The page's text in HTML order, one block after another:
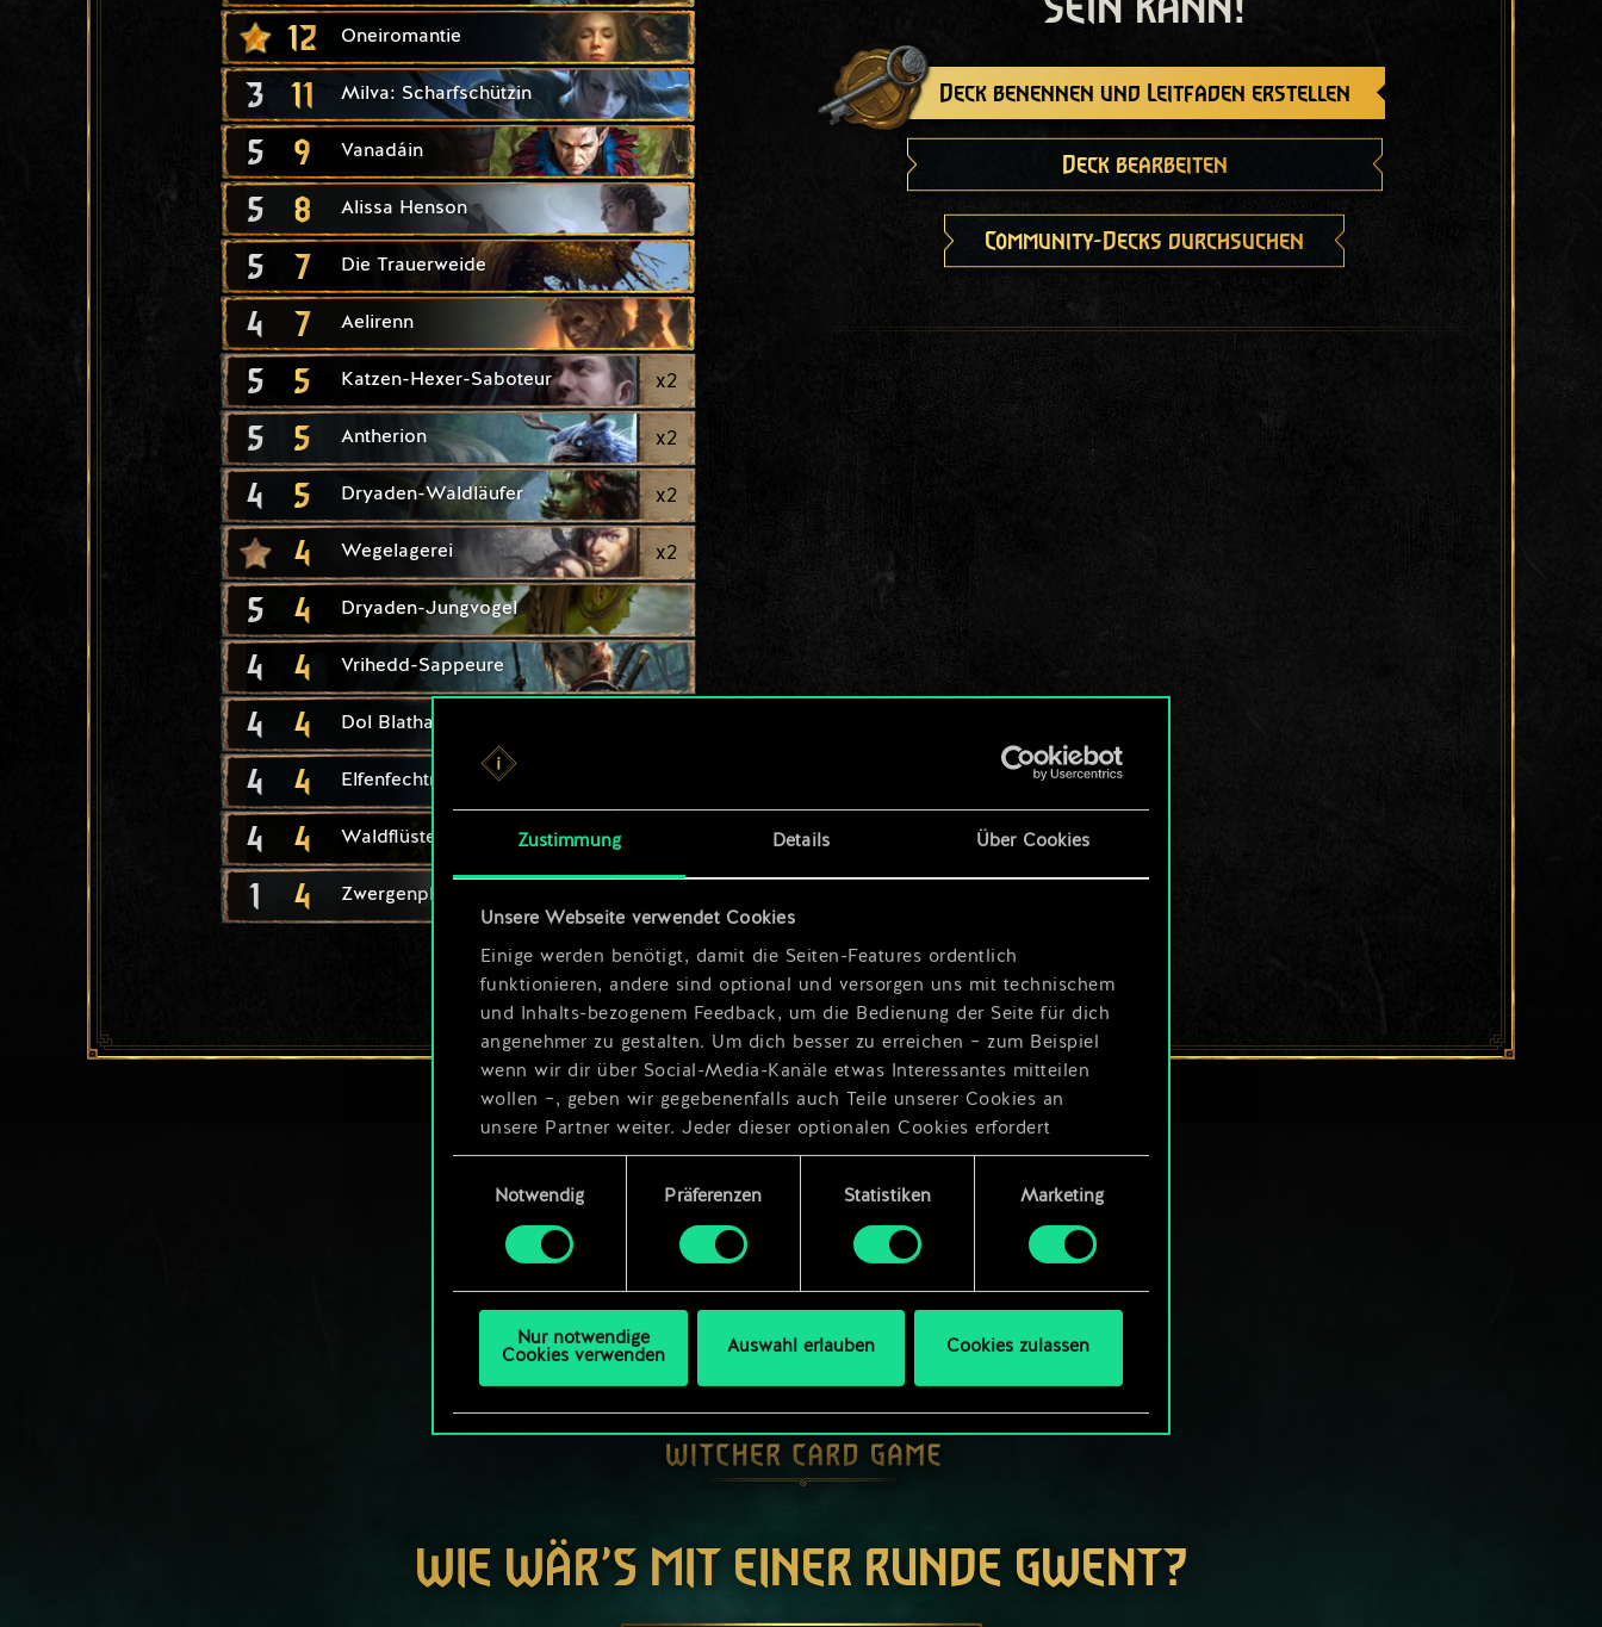
Zustimmung Details Über Cookies
Unsere Webseite verwendet Cookies
Einige werden benötigt, damit die Seiten-Features ordentlich
funktionieren, andere sind optional und versorgen uns mit technischem
und Inhalts-bezogenem Feedback, um die Bedienung der Seite für dich
angenehmer zu gestalten. Um dich besser zu erreichen – zum Beispiel
wenn wir dir über Social-Media-Kanäle etwas Interessantes mitteilen
wollen –, geben wir gegebenenfalls auch Teile unserer Cookies an
unsere Partner weiter. Jeder dieser optionalen Cookies erfordert
allerdings deine Zustimmung.
„Einstellungen“, wo du, falls gewünscht, auch alle Einstellungen rund
Notwendig
Präferenzen Statistiken Marketing
Nur notwendige
Cookies verwenden
Auswahl erlauben Cookies zulassen
12 Oneiromantie
3 11 Milva: Scharfschützin
5 9 Vanadáin
5 8 Alissa Henson
5 7 Die Trauerweide
4 7 Aelirenn
5 5 Katzen-Hexer-Saboteur x2
5 5 Antherion x2
4 5 Dryaden-Waldläufer x2
4 Wegelagerei x2
5 4 Dryaden-Jungvogel
4 4 Vrihedd-Sappeure
4 4 Dol Blathanna: Pfeile
4 4 Elfenfechtmeisterin
4 4 Waldflüsterer
1 4 Zwergenplänkler
Deck benennen und Leitfaden erstellen
Deck bearbeiten
Community-Decks durchsuchen
WIE WÄR’S MIT EINER RUNDE GWENT?